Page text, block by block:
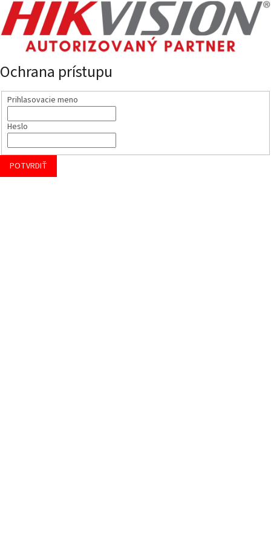
Ochrana prístupu
Prihlasovacie meno
Heslo
POTVRDIŤ